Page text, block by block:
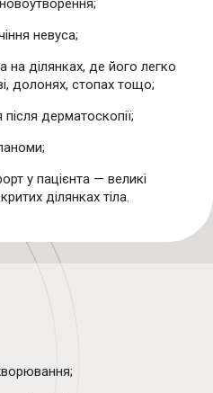
невуса;
на ділянках, де його легко
долонях, стопах тощо;
дерматоскопії;
у пацієнта — великі
ділянках тіла.